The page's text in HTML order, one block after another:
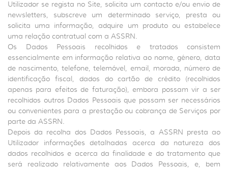
Utilizador se regista no Site, solicita um contacto e/ou envio de
newsletters, subscreve um determinado serviço, presta ou
solicita uma informação, adquire um produto ou estabelece
uma relação contratual com a ASSRN.
Os Dados Pessoais recolhidos e tratados consistem
essencialmente em informação relativa ao nome, género, data
de nascimento, telefone, telemóvel, email, morada, número de
identificação fiscal, dados do cartão de crédito (recolhidos
apenas para efeitos de faturação), embora possam vir a ser
recolhidos outros Dados Pessoais que possam ser necessários
ou convenientes para a prestação ou cobrança de Serviços por
parte da ASSRN.
Depois da recolha dos Dados Pessoais, a ASSRN presta ao
Utilizador informações detalhadas acerca da natureza dos
dados recolhidos e acerca da finalidade e do tratamento que
será realizado relativamente aos Dados Pessoais, e, bem